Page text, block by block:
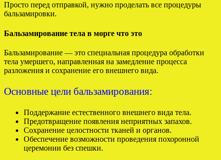
Просто перед отправкой, нужно проделать все процедуры
бальзамировки.
Бальзамирование тела в морге что это
Бальзамирование — это специальная процедура обработки
тела умершего, направленная на замедление процесса
разложения и сохранение его внешнего вида.
Основные цели бальзамирования:
Поддержание естественного внешнего вида тела.
Предотвращение появления неприятных запахов.
Сохранение целостности тканей и органов.
Обеспечение возможности проведения похоронной
церемонии без спешки.